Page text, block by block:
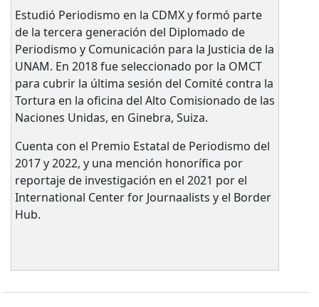
Estudió Periodismo en la CDMX y formó parte
de la tercera generación del Diplomado de
Periodismo y Comunicación para la Justicia de la
UNAM. En 2018 fue seleccionado por la OMCT
para cubrir la última sesión del Comité contra la
Tortura en la oficina del Alto Comisionado de las
Naciones Unidas, en Ginebra, Suiza.
Cuenta con el Premio Estatal de Periodismo del
2017 y 2022, y una mención honorífica por
reportaje de investigación en el 2021 por el
International Center for Journaalists y el Border
Hub.